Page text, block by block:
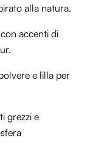
alla natura.
accenti di
e lilla per
grezzi e